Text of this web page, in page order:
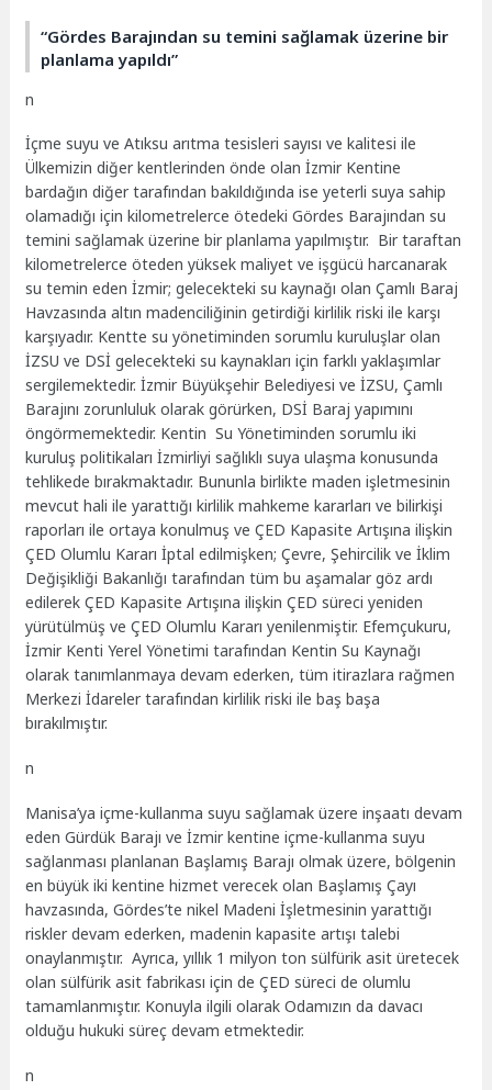
“Gördes Barajından su temini sağlamak üzerine bir
planlama yapıldı”
n
İçme suyu ve Atıksu arıtma tesisleri sayısı ve kalitesi ile
Ülkemizin diğer kentlerinden önde olan İzmir Kentine
bardağın diğer tarafından bakıldığında ise yeterli suya sahip
olamadığı için kilometrelerce ötedeki Gördes Barajından su
temini sağlamak üzerine bir planlama yapılmıştır. Bir taraftan
kilometrelerce öteden yüksek maliyet ve işgücü harcanarak
su temin eden İzmir; gelecekteki su kaynağı olan Çamlı Baraj
Havzasında altın madenciliğinin getirdiği kirlilik riski ile karşı
karşıyadır. Kentte su yönetiminden sorumlu kuruluşlar olan
İZSU ve DSİ gelecekteki su kaynakları için farklı yaklaşımlar
sergilemektedir. İzmir Büyükşehir Belediyesi ve İZSU, Çamlı
Barajını zorunluluk olarak görürken, DSİ Baraj yapımını
öngörmemektedir. Kentin Su Yönetiminden sorumlu iki
kuruluş politikaları İzmirliyi sağlıklı suya ulaşma konusunda
tehlikede bırakmaktadır. Bununla birlikte maden işletmesinin
mevcut hali ile yarattığı kirlilik mahkeme kararları ve bilirkişi
raporları ile ortaya konulmuş ve ÇED Kapasite Artışına ilişkin
ÇED Olumlu Kararı İptal edilmişken; Çevre, Şehircilik ve İklim
Değişikliği Bakanlığı tarafından tüm bu aşamalar göz ardı
edilerek ÇED Kapasite Artışına ilişkin ÇED süreci yeniden
yürütülmüş ve ÇED Olumlu Kararı yenilenmiştir. Efemçukuru,
İzmir Kenti Yerel Yönetimi tarafından Kentin Su Kaynağı
olarak tanımlanmaya devam ederken, tüm itirazlara rağmen
Merkezi İdareler tarafından kirlilik riski ile baş başa
bırakılmıştır.
n
Manisa’ya içme-kullanma suyu sağlamak üzere inşaatı devam
eden Gürdük Barajı ve İzmir kentine içme-kullanma suyu
sağlanması planlanan Başlamış Barajı olmak üzere, bölgenin
en büyük iki kentine hizmet verecek olan Başlamış Çayı
havzasında, Gördes’te nikel Madeni İşletmesinin yarattığı
riskler devam ederken, madenin kapasite artışı talebi
onaylanmıştır. Ayrıca, yıllık 1 milyon ton sülfürik asit üretecek
olan sülfürik asit fabrikası için de ÇED süreci de olumlu
tamamlanmıştır. Konuyla ilgili olarak Odamızın da davacı
olduğu hukuki süreç devam etmektedir.
n